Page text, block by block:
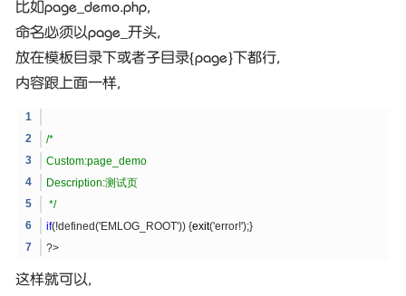
比如page_demo.php,
命名必须以page_开头,
放在模板目录下或者子目录{page}下都行,
内容跟上面一样,
/*
Custom:page_demo
Description:测试页
*/
if(!defined('EMLOG_ROOT')) {exit('error!');}
?>
这样就可以,